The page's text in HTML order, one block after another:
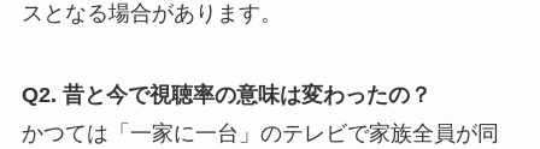
スとなる場合があります。
Q2. 昔と今で視聴率の意味は変わったの？
かつては「一家に一台」のテレビで家族全員が同